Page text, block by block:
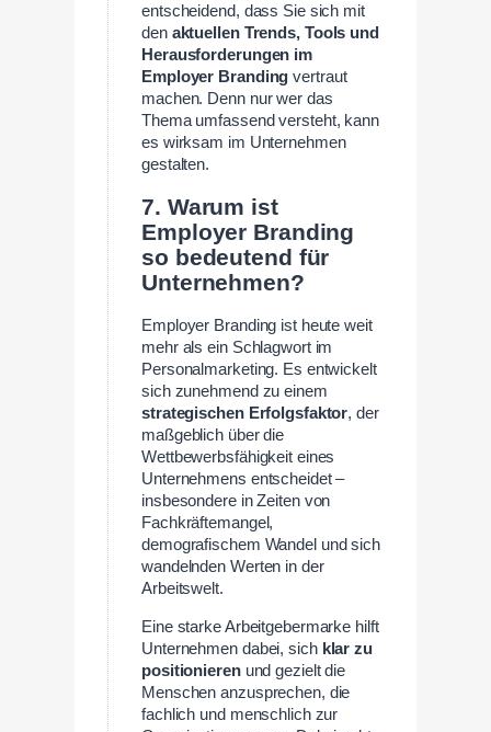
entscheidend, dass Sie sich mit
den aktuellen Trends, Tools und
Herausforderungen im
Employer Branding vertraut
machen. Denn nur wer das
Thema umfassend versteht, kann
es wirksam im Unternehmen
gestalten.
7. Warum ist
Employer Branding
so bedeutend für
Unternehmen?
Employer Branding ist heute weit
mehr als ein Schlagwort im
Personalmarketing. Es entwickelt
sich zunehmend zu einem
strategischen Erfolgsfaktor, der
maßgeblich über die
Wettbewerbsfähigkeit eines
Unternehmens entscheidet –
insbesondere in Zeiten von
Fachkräftemangel,
demografischem Wandel und sich
wandelnden Werten in der
Arbeitswelt.
Eine starke Arbeitgebermarke hilft
Unternehmen dabei, sich klar zu
positionierenund gezielt die
Menschen anzusprechen, die
fachlich und menschlich zur